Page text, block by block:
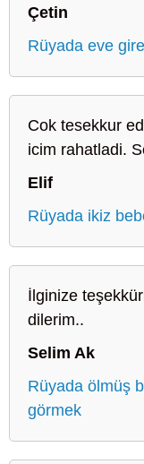
Çetin
Rüyada eve
Cok tesekkur
icim rahatladi.
Elif
Rüyada ikiz
İlginize
dilerim..
Selim Ak
Rüyada ölmüş
görmek